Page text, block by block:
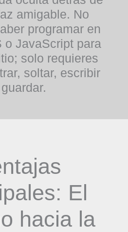
amigable. No
programar en
o JavaScript para
solo requieres
soltar, escribir
El
hacia la